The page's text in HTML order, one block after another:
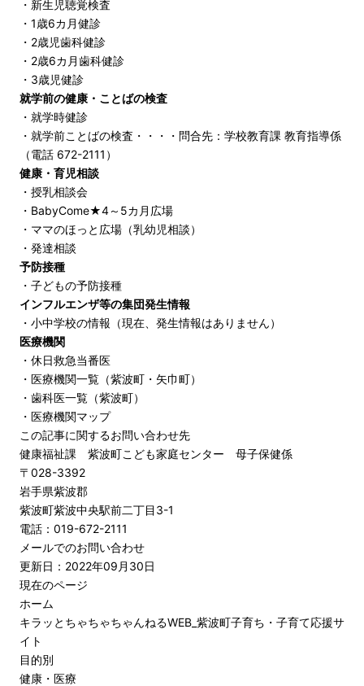
・ 新生児聴覚検査
・ 1歳6カ月健診
・ 2歳児歯科健診
・ 2歳6カ月歯科健診
・ 3歳児健診
就学前の健康・ことばの検査
・ 就学時健診
・就学前ことばの検査・・・・問合先：学校教育課 教育指導係
（電話 672-2111）
健康・育児相談
・ 授乳相談会
・ BabyCome★4～5カ月広場
・ ママのほっと広場（乳幼児相談）
・ 発達相談
予防接種
・ 子どもの予防接種
インフルエンザ等の集団発生情報
・小中学校の情報（現在、発生情報はありません）
医療機関
・ 休日救急当番医
・ 医療機関一覧（紫波町・矢巾町）
・ 歯科医一覧（紫波町）
・ 医療機関マップ
この記事に関するお問い合わせ先
健康福祉課 紫波町こども家庭センター 母子保健係
〒028-3392
岩手県紫波郡
紫波町紫波中央駅前二丁目3-1
電話：019-672-2111
メールでのお問い合わせ
更新日：2022年09月30日
現在のページ
ホーム
キラッとちゃちゃちゃんねるWEB_紫波町子育ち・子育て応援サ
イト
目的別
健康・医療